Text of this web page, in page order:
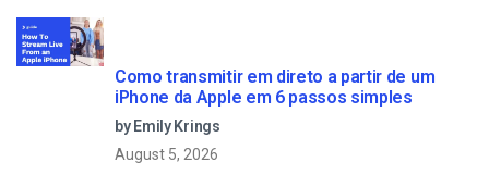
Como transmitir em direto a partir de um
iPhone da Apple em 6 passos simples
by Emily Krings
August 5, 2026